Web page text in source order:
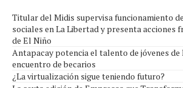
Titular del Midis supervisa funcionamiento
sociales en La Libertad y presenta acciones
de El Niño
Antapacay potencia el talento de jóvenes de
encuentro de becarios
¿La virtualización sigue teniendo futuro?